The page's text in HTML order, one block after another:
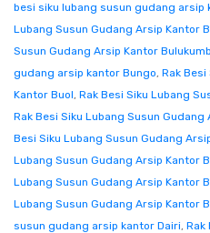
besi siku lubang susun gudang arsip
Lubang Susun Gudang Arsip Kantor
Susun Gudang Arsip Kantor
gudang arsip kantor Bungo, Rak
Kantor Buol, Rak Besi Siku Lubang
Rak Besi Siku Lubang Susun
Besi Siku Lubang Susun Gudang
Lubang Susun Gudang Arsip Kantor
Lubang Susun Gudang Arsip Kantor
Lubang Susun Gudang Arsip Kantor
susun gudang arsip kantor Dairi, Rak